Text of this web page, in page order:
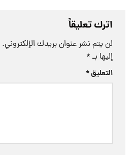
اترك تعليقاً
لن يتم نشر عنوان بريدك الإلكتروني.
إليها بـ *
التعليق*